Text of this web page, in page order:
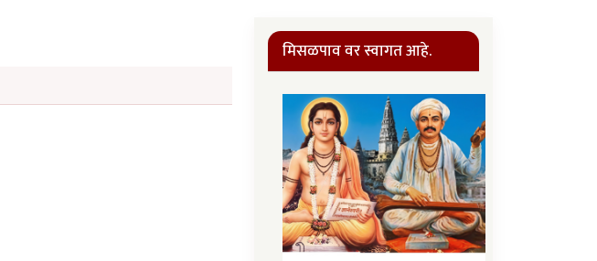
मिसळपाव वर स्वागत आहे.